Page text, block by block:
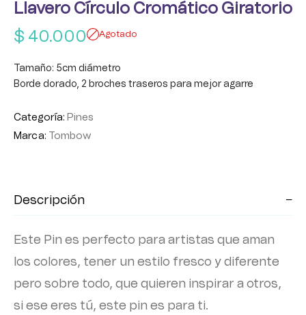
Llavero Círculo Cromático Giratorio
$ 40.000 Agotado
Tamaño: 5cm diámetro
Borde dorado, 2 broches traseros para mejor agarre
Categoría: Pines
Marca:
Tombow
Descripción
Este Pin es perfecto para artistas que aman
los colores, tener un estilo fresco y diferente
pero sobre todo, que quieren inspirar a otros,
si ese eres tú, este pin es para ti.